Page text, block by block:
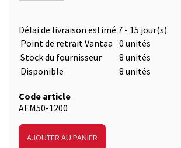
Délai de livraison estimé 7 - 15 jour(s).
Point de retrait Vantaa 0 unités
Stock du fournisseur
8 unités
Disponible
8 unités
Code article
AEM50-1200